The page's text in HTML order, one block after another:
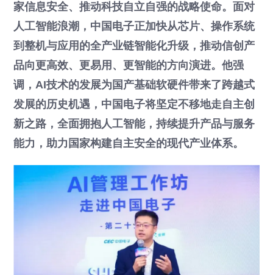
家信息安全、推动科技自立自强的战略使命。面对
人工智能浪潮，中国电子正加快从芯片、操作系统
到整机与应用的全产业链智能化升级，推动信创产
品向更高效、更易用、更智能的方向演进。他强
调，AI技术的发展为国产基础软硬件带来了跨越式
发展的历史机遇，中国电子将坚定不移地走自主创
新之路，全面拥抱人工智能，持续提升产品与服务
能力，助力国家构建自主安全的现代产业体系。